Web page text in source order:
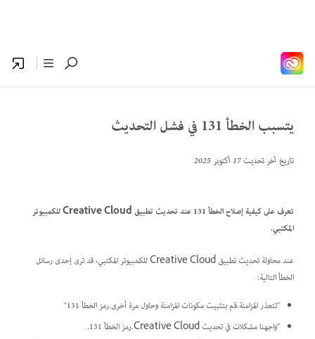
يتسبب الخطأ 131 في فشل التحديث
تاريخ آخر تحديث17 أكتوبر 2025
تعرف على كيفية إصلاح الخطأ 131 عند تحديث تطبيق Creative Cloud للكمبيوتر
المكتبي.
عند محاولة تحديث تطبيق Creative Cloud للكمبيوتر المكتبي، قد ترى إحدى رسائل
الخطأ التالية:
"تتعذر المزامنة.قم بتثبيت مكونات المزامنة وحاول مرة أخرى.رمز الخطأ 131"
"واجهنا مشكلات في تحديث Creative Cloud.رمز الخطأ 131.